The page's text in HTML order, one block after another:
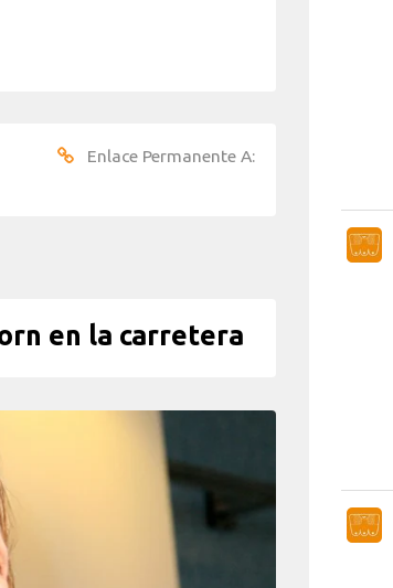
Enlace Permanente A:
en la carretera